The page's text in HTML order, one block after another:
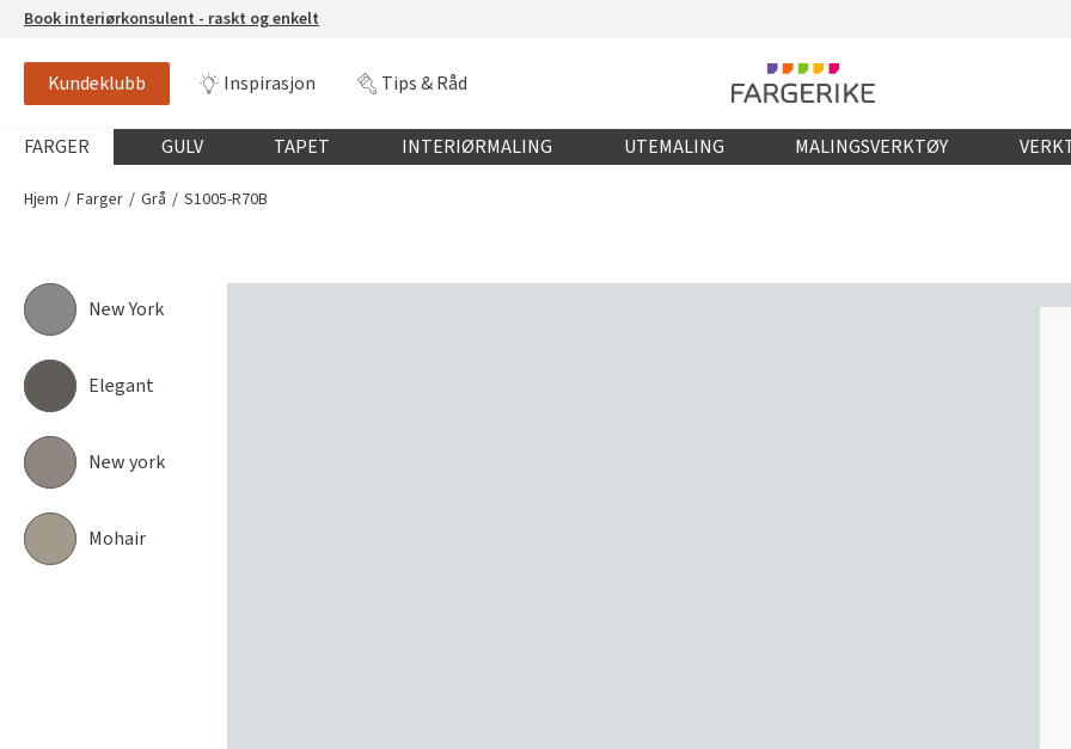
Book interiørkonsulent - raskt og enkelt
Kundeklubb Inspirasjon Tips & Råd
Globalnavigasjon mobil
FARGER GULV TAPET INTERIØRMALING UTEMALING MALINGSVERKTØY
S1005-R70B
Hjem Farger Grå S1005-R70B
New York
Elegant
New york
Mohair